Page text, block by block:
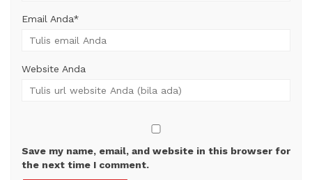
Email Anda*
Website Anda
Save my name, email, and website in this browser for
the next time I comment.